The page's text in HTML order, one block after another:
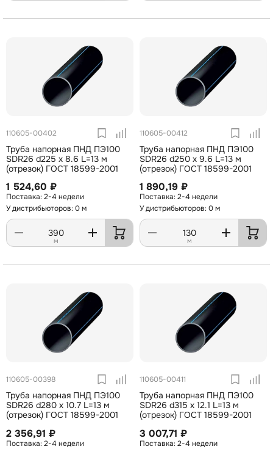
110605-00402
Труба напорная ПНД ПЭ100
SDR26 d225 х 8.6 L=13 м
(отрезок) ГОСТ 18599-2001
1 524,60 ₽
2-4 недели
У дистрибьюторов: 0 м
м
110605-00412
Труба напорная ПНД ПЭ100
SDR26 d250 х 9.6 L=13 м
(отрезок) ГОСТ 18599-2001
1 890,19 ₽
2-4 недели
У дистрибьюторов: 0 м
м
110605-00398
Труба напорная ПНД ПЭ100
SDR26 d280 х 10.7 L=13 м
(отрезок) ГОСТ 18599-2001
2 356,91 ₽
2-4 недели
110605-00411
Труба напорная ПНД ПЭ100
SDR26 d315 х 12.1 L=13 м
(отрезок) ГОСТ 18599-2001
3 007,71 ₽
2-4 недели